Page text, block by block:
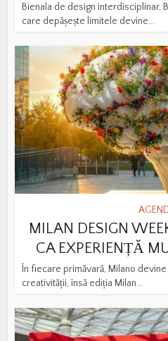
Bienala de design interdisciplinar,
care depășește limitele devine...
MILAN DESIGN
CA EXPERIENȚĂ
În fiecare primăvară, Milano
creativității, însă ediția Milan...